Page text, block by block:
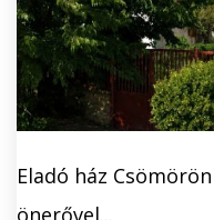
Eladó ház
önerővel...